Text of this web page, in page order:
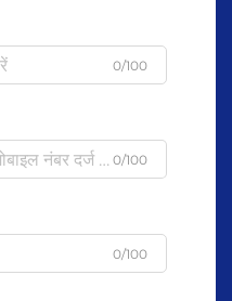
0/100
0/100
0/100